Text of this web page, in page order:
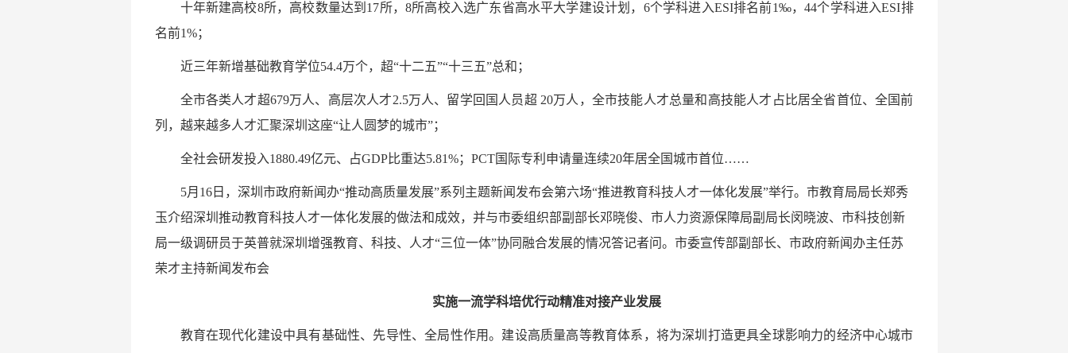
十年新建高校8所，高校数量达到17所，8所高校入选广东省高水平大学建设计划，6个学科进入ESI排名前1‰，44个学科进入ESI排
名前1%；
近三年新增基础教育学位54.4万个，超“十二五”“十三五”总和；
全市各类人才超679万人、高层次人才2.5万人、留学回国人员超 20万人，全市技能人才总量和高技能人才占比居全省首位、全国前
列，越来越多人才汇聚深圳这座“让人圆梦的城市”；
全社会研发投入1880.49亿元、占GDP比重达5.81%；PCT国际专利申请量连续20年居全国城市首位……
5月16日，深圳市政府新闻办“推动高质量发展”系列主题新闻发布会第六场“推进教育科技人才一体化发展”举行。市教育局局长郑秀
玉介绍深圳推动教育科技人才一体化发展的做法和成效，并与市委组织部副部长邓晓俊、市人力资源保障局副局长闵晓波、市科技创新
局一级调研员于英普就深圳增强教育、科技、人才“三位一体”协同融合发展的情况答记者问。市委宣传部副部长、市政府新闻办主任苏
荣才主持新闻发布会
实施一流学科培优行动精准对接产业发展
教育在现代化建设中具有基础性、先导性、全局性作用。建设高质量高等教育体系，将为深圳打造更具全球影响力的经济中心城市